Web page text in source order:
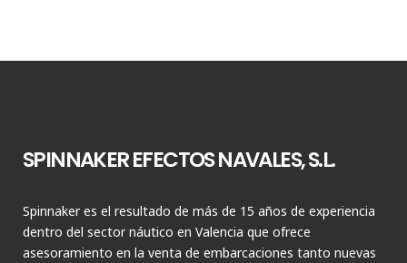
SPINNAKER EFECTOS NAVALES, S.L.
Spinnaker es el resultado de más de 15 años de experiencia
dentro del sector náutico en Valencia que ofrece
asesoramiento en la venta de embarcaciones tanto nuevas